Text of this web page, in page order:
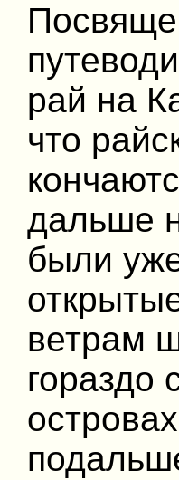
рай на
что
дальше
были
ветрам
гораздо